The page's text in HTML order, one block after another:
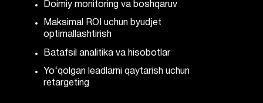
Doimiy monitoring va boshqaruv
Maksimal ROI uchun byudjet
optimallashtirish
Batafsil analitika va hisobotlar
Yo‘qolgan leadlarni qaytarish uchun
retargeting